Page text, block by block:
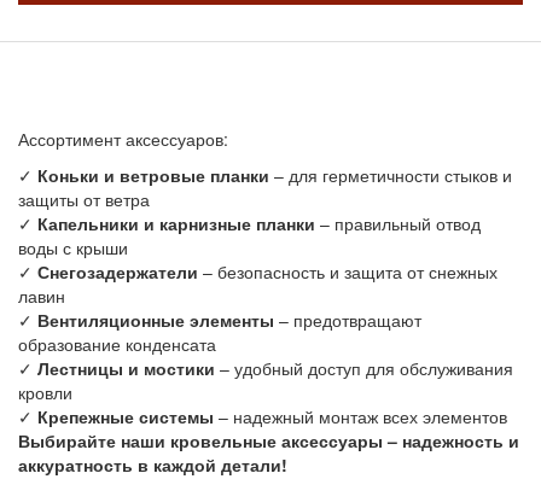
Ассортимент аксессуаров:
✓ Коньки и ветровые планки – для герметичности стыков и
защиты от ветра
✓ Капельники и карнизные планки – правильный отвод
воды с крыши
✓ Снегозадержатели – безопасность и защита от снежных
лавин
✓ Вентиляционные элементы – предотвращают
образование конденсата
✓ Лестницы и мостики – удобный доступ для обслуживания
кровли
✓ Крепежные системы – надежный монтаж всех элементов
Выбирайте наши кровельные аксессуары – надежность и
аккуратность в каждой детали!